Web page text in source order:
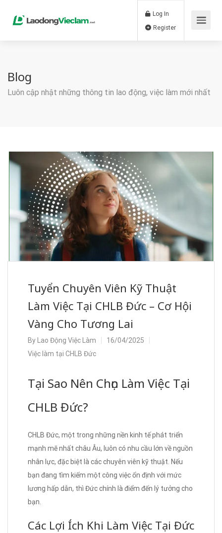
Log In
Blog
Luôn cập nhật những thông tin lao động, việc làm mới nhất
Tuyển Chuyên Viên Kỹ Thuật
Làm Việc Tại CHLB Đức – Cơ Hội
Vàng Cho Tương Lai
By Lao Động Việc Làm
16/04/2025
Việc làm tại CHLB Đức
Tại Sao Nên Chọn Làm Việc Tại
CHLB Đức?
CHLB Đức, một trong những nền kinh tế phát triển
mạnh mẽ nhất châu Âu, luôn có nhu cầu lớn về nguồn
nhân lực, đặc biệt là các chuyên viên kỹ thuật. Nếu
bạn đang tìm kiếm một công việc ổn định với mức
lương hấp dẫn, thì Đức chính là điểm đến lý tưởng cho
bạn.
Các Lợi Ích Khi Làm Việc Tại Đức